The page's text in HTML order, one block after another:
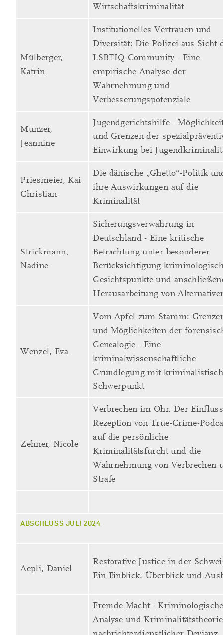
Wirtschaftskriminalität
Mülberger,
Katrin
Institutionelles Vertrauen und
Diversität: Die Polizei aus Sicht
LSBTIQ-Community - Eine
empirische Analyse der
Wahrnehmung und
Verbesserungspotenziale
Münzer,
Jeannine
Jugendgerichtshilfe -
und Grenzen der
Einwirkung bei
Priesmeier, Kai
Christian
Die dänische „Ghetto“-Politik
ihre Auswirkungen auf die
Kriminalität
Strickmann,
Nadine
Sicherungsverwahrung in
Deutschland - Eine kritische
Betrachtung unter besonderer
Berücksichtigung
Gesichtspunkte und
Herausarbeitung von
Wenzel, Eva
Vom Apfel zum Stamm:
und Möglichkeiten der
Genealogie - Eine
kriminalwissenschaftliche
Grundlegung mit
Schwerpunkt
Zehner, Nicole
Verbrechen im Ohr. Der
Rezeption von True-Crime-
auf die persönliche
Kriminalitätsfurcht und die
Wahrnehmung von Verbrechen
Strafe
ABSCHLUSS JULI 2024
Aepli, Daniel
Restorative Justice in der
Ein Einblick, Überblick und
Fremde Macht - Kriminologische
Analyse und